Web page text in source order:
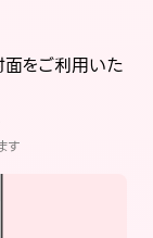
面をご利用いた
す